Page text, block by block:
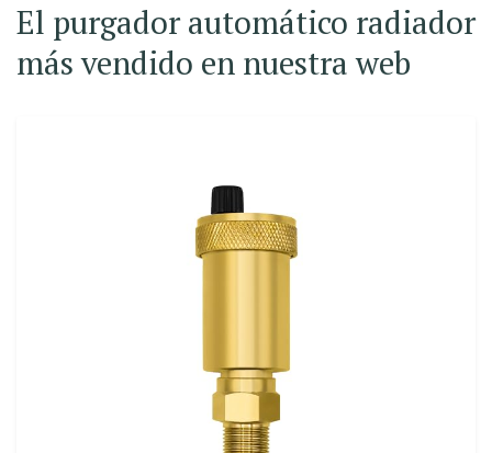
El purgador automático radiador
más vendido en nuestra web